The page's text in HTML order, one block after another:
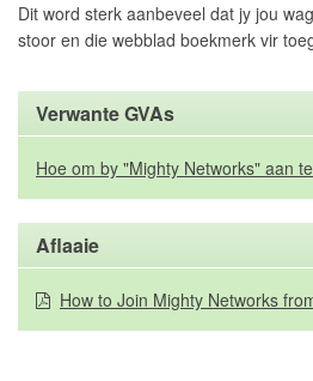
Dit word sterk aanbeveel dat jy jou
stoor en die webblad boekmerk vir
Verwante GVAs
Hoe om by "Mighty Networks" aan
Aflaaie
How to Join Mighty Networks